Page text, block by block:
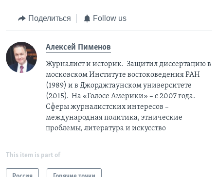
Поделиться Follow us
Алексей Пименов
Журналист и историк. Защитил диссертацию в
московском Институте востоковедения РАН
(1989) и в Джорджтаунском университете
(2015). На «Голосе Америки» – с 2007 года.
Сферы журналистских интересов –
международная политика, этнические
проблемы, литература и искусство
This item is part of